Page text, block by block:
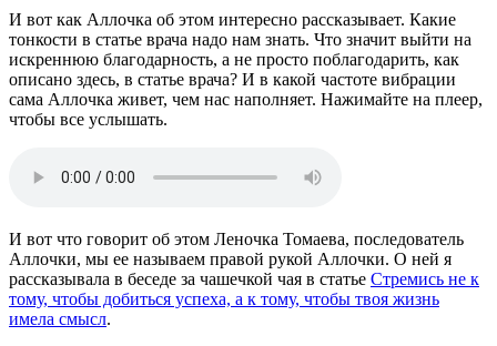
И вот как Аллочка об этом интересно рассказывает. Какие
тонкости в статье врача надо нам знать. Что значит выйти на
искреннюю благодарность, а не просто поблагодарить, как
описано здесь, в статье врача? И в какой частоте вибрации
сама Аллочка живет, чем нас наполняет. Нажимайте на плеер,
чтобы все услышать.
И вот что говорит об этом Леночка Томаева, последователь
Аллочки, мы ее называем правой рукой Аллочки. О ней я
рассказывала в беседе за чашечкой чая в статье Стремись не к
тому, чтобы добиться успеха, а к тому, чтобы твоя жизнь
имела смысл.